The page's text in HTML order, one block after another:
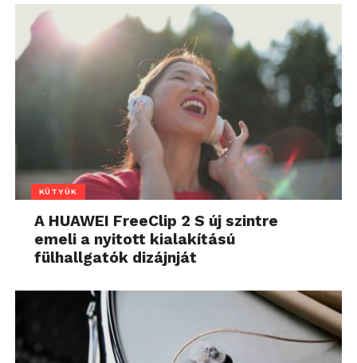
KÜTYÜK
A HUAWEI FreeClip 2 S új szintre
emeli a nyitott kialakítású
fülhallgatók dizájnját